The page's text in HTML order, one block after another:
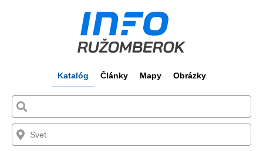
Katalóg Články Mapy Obrázky